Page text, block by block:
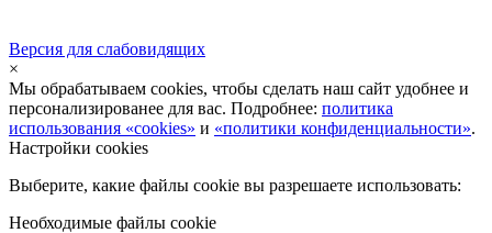
Версия для слабовидящих
×
Мы обрабатываем cookies, чтобы сделать наш сайт удобнее и
персонализированее для вас. Подробнее: политика
использования «cookies» и «политики конфиденциальности».
Настройки cookies
Выберите, какие файлы cookie вы разрешаете использовать:
Необходимые файлы cookie